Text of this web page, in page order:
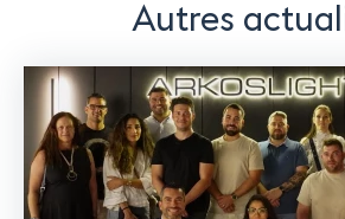
Autres